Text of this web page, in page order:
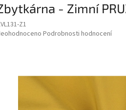
- Zimní
Z1
Podrobnosti hodnocení